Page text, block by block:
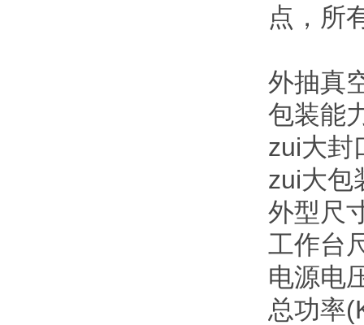
点，所
外抽真
包装能
zui大封
zui大包
外型尺
工作台
电源电
总功率